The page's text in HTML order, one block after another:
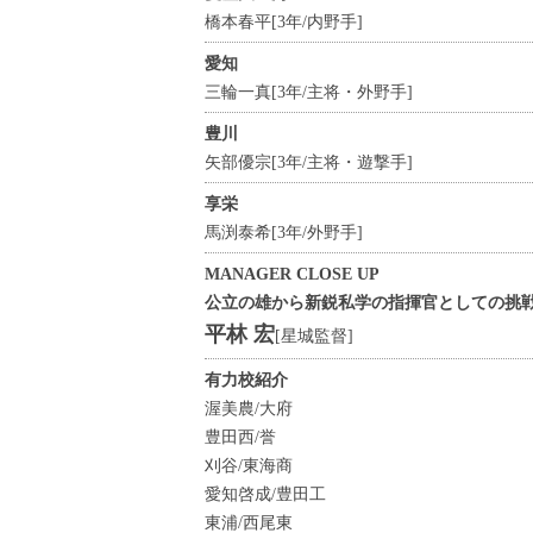
橋本春平[3年/内野手]
愛知
三輪一真[3年/主将・外野手]
豊川
矢部優宗[3年/主将・遊撃手]
享栄
馬渕泰希[3年/外野手]
MANAGER CLOSE UP
公立の雄から新鋭私学の指揮官としての挑
平林 宏[星城監督]
有力校紹介
渥美農/大府
豊田西/誉
刈谷/東海商
愛知啓成/豊田工
東浦/西尾東